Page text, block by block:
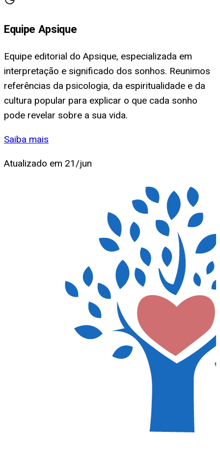
Equipe Apsique
Equipe editorial do Apsique, especializada em
interpretação e significado dos sonhos. Reunimos
referências da psicologia, da espiritualidade e da
cultura popular para explicar o que cada sonho
pode revelar sobre a sua vida.
Saiba mais
Atualizado em 21/jun